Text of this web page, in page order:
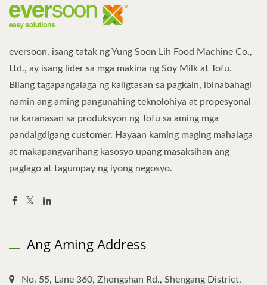
eversoon, isang tatak ng Yung Soon Lih Food Machine Co.,
Ltd., ay isang lider sa mga makina ng Soy Milk at Tofu.
Bilang tagapangalaga ng kaligtasan sa pagkain, ibinabahagi
namin ang aming pangunahing teknolohiya at propesyonal
na karanasan sa produksyon ng Tofu sa aming mga
pandaigdigang customer. Hayaan kaming maging mahalaga
at makapangyarihang kasosyo upang masaksihan ang
paglago at tagumpay ng iyong negosyo.
Ang Aming Address
No. 55, Lane 360, Zhongshan Rd., Shengang District,